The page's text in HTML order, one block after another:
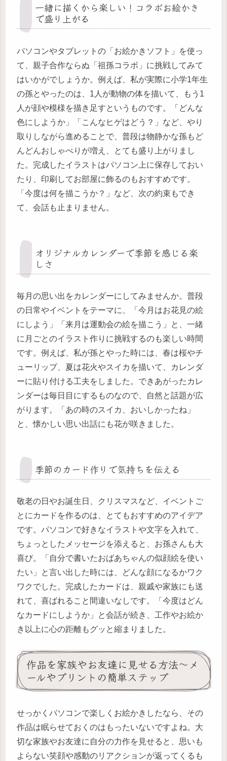
一緒に描くから楽しい！コラボお絵かき
で盛り上がる
パソコンやタブレットの「お絵かきソフト」を使っ
て、親子合作ならぬ「祖孫コラボ」に挑戦してみて
はいかがでしょうか。例えば、私が実際に小学1年生
の孫とやったのは、1人が動物の体を描いて、もう1
人が顔や模様を描き足すというものです。「どんな
色にしようか」「こんなヒゲはどう？」など、やり
取りしながら進めることで、普段は物静かな孫もど
んどんおしゃべりが増え、とても盛り上がりまし
た。完成したイラストはパソコン上に保存しておい
たり、印刷してお部屋に飾るのもおすすめです。
「今度は何を描こうか？」など、次の約束もでき
て、会話も止まりません。
オリジナルカレンダーで季節を感じる楽
しさ
毎月の思い出をカレンダーにしてみませんか。普段
の日常やイベントをテーマに、「今月はお花見の絵
にしよう」「来月は運動会の絵を描こう」と、一緒
に月ごとのイラスト作りに挑戦するのも楽しい時間
です。例えば、私が孫とやった時には、春は桜やチ
ューリップ、夏は花火やスイカを描いて、カレンダ
ーに貼り付ける工夫をしました。できあがったカレ
ンダーは毎日目にするものなので、自然と話題が広
がります。「あの時のスイカ、おいしかったね」
と、懐かしい思い出話にも花が咲きました。
季節のカード作りで気持ちを伝える
敬老の日やお誕生日、クリスマスなど、イベントご
とにカードを作るのは、とてもおすすめのアイデア
です。パソコンで好きなイラストや文字を入れて、
ちょっとしたメッセージを添えると、お孫さんも大
喜び。「自分で書いたおばあちゃんの似顔絵を使い
たい」と言い出した時には、どんな顔になるかワク
ワクでした。完成したカードは、親戚や家族にも送
れて、喜ばれること間違いなしです。「今度はどん
なカードにしようか」と会話が続き、工作やお絵か
き以上に心の距離もグッと縮まりました。
作品を家族やお友達に見せる方法〜メ
ールやプリントの簡単ステップ
せっかくパソコンで楽しくお絵かきしたなら、その
作品は眠らせておくのはもったいないですよね。大
切な家族やお友達に自分の力作を見せると、思いも
よらない笑顔や感動のリアクションが返ってくるも